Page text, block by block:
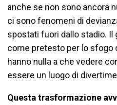
anche se non sono ancora
ci sono fenomeni di
spostati fuori dallo stadio. Il
come pretesto per lo sfogo
hanno nulla a che vedere
essere un luogo di
Questa trasformazione